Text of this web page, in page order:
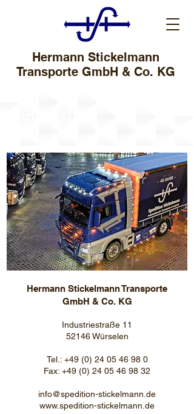
Hermann Stickelmann
Transporte GmbH & Co. KG
Hermann Stickelmann Transporte
GmbH & Co. KG
Industriestraße 11
52146 Würselen
Tel.: +49 (0) 24 05 46 98 0
Fax: +49 (0) 24 05 46 98 32
info@spedition-stickelmann.de
www.spedition-stickelmann.de